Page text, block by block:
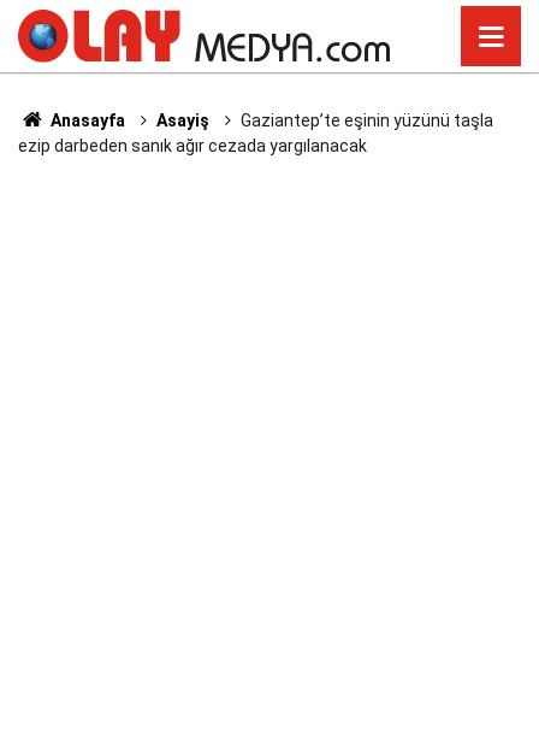
Anasayfa Asayiş
Gaziantep’te eşinin yüzünü taşla
ezip darbeden sanık ağır cezada yargılanacak